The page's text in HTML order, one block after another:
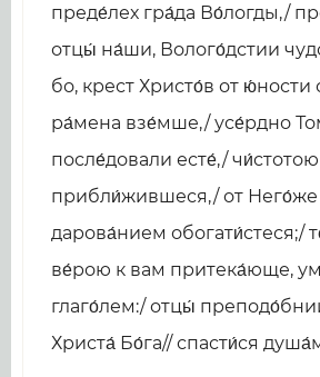
преде́лех гра́да Во́логды,/
отцы́ на́ши, Волого́дстии
бо, крест Христо́в от ю́ности
ра́мена взе́мше,/ усе́рдно
после́довали есте́,/
прибли́жившеся,/ от Него́же
дарова́нием обогати́стеся;/
ве́рою к вам притека́юще,
глаго́лем:/ отцы́
Христа́ Бо́га// спасти́ся